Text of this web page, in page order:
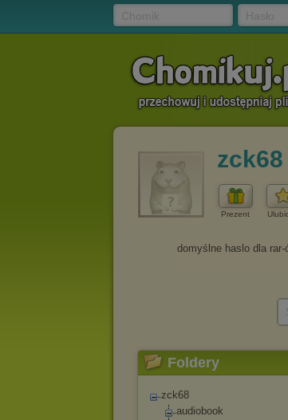
zck68
Prezent
Foldery
zck68
audiobook